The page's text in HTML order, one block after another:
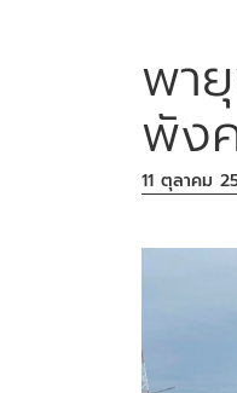
พา
พัง
11 ตุลาคม